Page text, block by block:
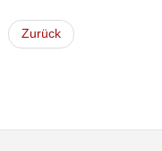
Zurück